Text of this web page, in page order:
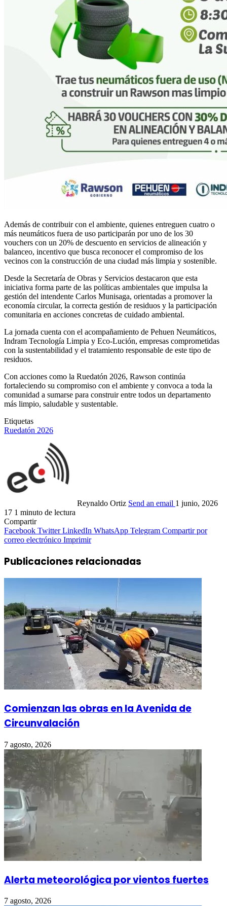
Además de contribuir con el ambiente, quienes entreguen cuatro o
más neumáticos fuera de uso participarán por uno de los 30
vouchers con un 20% de descuento en servicios de alineación y
balanceo, incentivo que busca reconocer el compromiso de los
vecinos con la construcción de una ciudad más limpia y sostenible.
Desde la Secretaría de Obras y Servicios destacaron que esta
iniciativa forma parte de las políticas ambientales que impulsa la
gestión del intendente Carlos Munisaga, orientadas a promover la
economía circular, la correcta gestión de residuos y la participación
comunitaria en acciones concretas de cuidado ambiental.
La jornada cuenta con el acompañamiento de Pehuen Neumáticos,
Indram Tecnología Limpia y Eco-Lución, empresas comprometidas
con la sustentabilidad y el tratamiento responsable de este tipo de
residuos.
Con acciones como la Ruedatón 2026, Rawson continúa
fortaleciendo su compromiso con el ambiente y convoca a toda la
comunidad a sumarse para construir entre todos un departamento
más limpio, saludable y sustentable.
Etiquetas
Ruedatón 2026
Reynaldo Ortiz Send an email 1 junio, 2026
17 1 minuto de lectura
Compartir
Facebook Twitter LinkedIn WhatsApp Telegram Compartir por
correo electrónico Imprimir
Publicaciones relacionadas
Comienzan las obras en la Avenida de
Circunvalación
7 agosto, 2026
Alerta meteorológica por vientos fuertes
7 agosto, 2026